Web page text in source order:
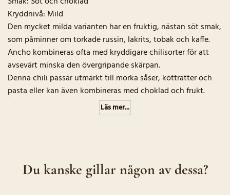
Kryddnivå: Mild
Den mycket milda varianten har en fruktig, nästan söt smak,
som påminner om torkade russin, lakrits, tobak och kaffe.
Ancho kombineras ofta med kryddigare chilisorter för att
avsevärt minska den övergripande skärpan.
Denna chili passar utmärkt till mörka såser, kötträtter och
pasta eller kan även kombineras med choklad och frukt.
Läs mer...
Du kanske gillar någon av dessa?